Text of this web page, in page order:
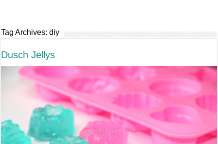
Tag Archives:diy
Dusch Jellys